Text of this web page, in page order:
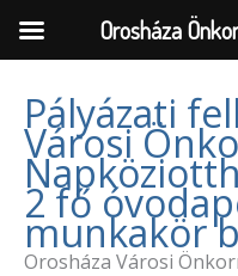
Skip
content
Pályázati
Városi
2 fő
munkakör
Orosháza Városi
Orosháza